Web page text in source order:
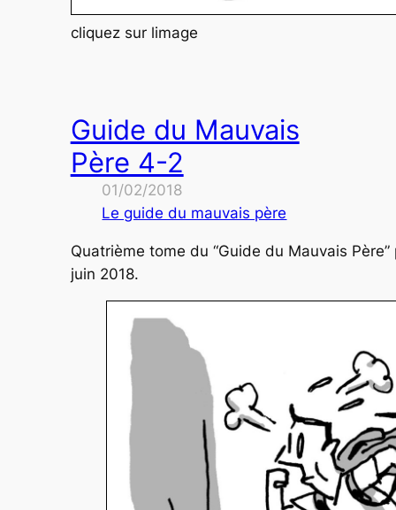
cliquez sur limage
Guide du Mauvais
Père 4-2
01/02/2018
Le guide du mauvais père
Quatrième tome du “Guide du Mauvais
juin 2018.